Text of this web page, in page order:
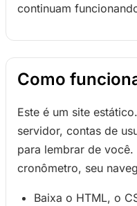
continuam
Como
Este é um site
servidor, contas de
para lembrar de
cronômetro, seu
Baixa o HTML, o